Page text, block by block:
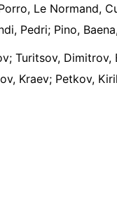
Le Normand,
Pedri; Pino,
Turitsov, Dimitrov,
Kraev; Petkov,